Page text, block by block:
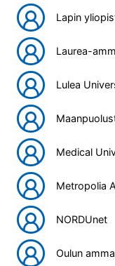
Lapin
Laurea-
Lulea
Medical
Metropolia
NORDUnet
Oulun